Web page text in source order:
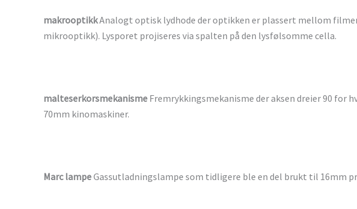
makrooptikkAnalogt optisk lydhode der optikken er plassert mellom
mikrooptikk). Lysporet projiseres via spalten på den lysfølsomme cella.
malteserkorsmekanisme Fremrykkingsmekanisme der aksen dreier 90 for
70mm kinomaskiner.
Marc lampeGassutladningslampe som tidligere ble en del brukt til 16mm